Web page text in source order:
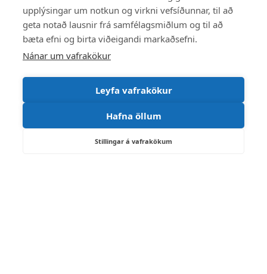
upplýsingar um notkun og virkni vefsíðunnar, til að
geta notað lausnir frá samfélagsmiðlum og til að
bæta efni og birta viðeigandi markaðsefni.
Nánar um vafrakökur
Leyfa vafrakökur
Hafna öllum
Stillingar á vafrakökum
Suðurlandsvegur 1-3, 850 Hella
Sími:
488 7000
Netfang: ry(hjá)ry.is
Opnunartímar á skrifstofu:
föstudaga kl. 9:00 - 12:00
Ábyrgðarmaður síðu:Sveitarstjóri